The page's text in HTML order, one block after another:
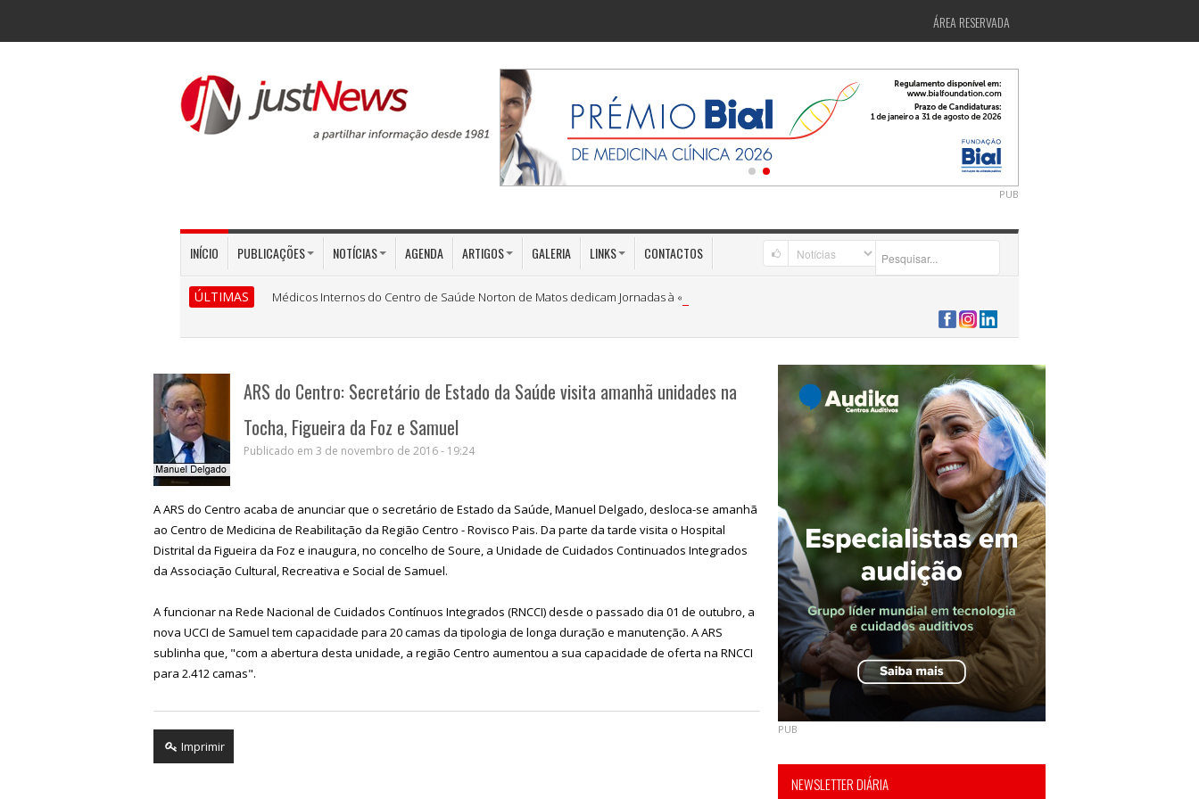
ÁREA RESERVADA
PUB
INÍCIO PUBLICAÇÕES NOTÍCIAS AGENDA ARTIGOS GALERIA LINKS CONTACTOS
ÚLTIMAS Médicos Internos do Centro de Saúde Norton de Matos dedicam Jornadas à «Medicina Preventiva»
ARS do Centro: Secretário de Estado da Saúde visita amanhã unidades na
Tocha, Figueira da Foz e Samuel
Publicado em 3 de novembro de 2016 - 19:24
A ARS do Centro acaba de anunciar que o secretário de Estado da Saúde, Manuel Delgado, desloca-se amanhã
ao Centro de Medicina de Reabilitação da Região Centro - Rovisco Pais. Da parte da tarde visita o Hospital
Distrital da Figueira da Foz e inaugura, no concelho de Soure, a Unidade de Cuidados Continuados Integrados
da Associação Cultural, Recreativa e Social de Samuel.
A funcionar na Rede Nacional de Cuidados Contínuos Integrados (RNCCI) desde o passado dia 01 de outubro, a
nova UCCI de Samuel tem capacidade para 20 camas da tipologia de longa duração e manutenção. A ARS
sublinha que, "com a abertura desta unidade, a região Centro aumentou a sua capacidade de oferta na RNCCI
para 2.412 camas".
Imprimir
PUB
NEWSLETTER DIÁRIA